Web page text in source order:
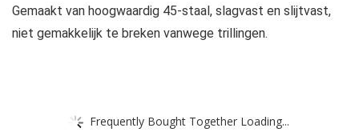
Gemaakt van hoogwaardig 45-staal, slagvast en slijtvast,
niet gemakkelijk te breken vanwege trillingen.
Frequently Bought Together Loading...